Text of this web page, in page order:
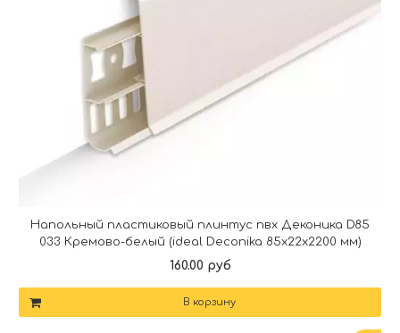
Напольный пластиковый плинтус пвх Деконика D85
033 Кремово-белый (ideal Deconika 85х22х2200 мм)
160.00 руб
В корзину